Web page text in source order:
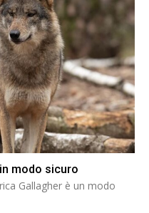
modo sicuro
Gallagher è un modo